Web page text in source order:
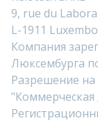
9, rue du
L-1911
Компания
Люксембурга
Разрешение на
"Коммерческая